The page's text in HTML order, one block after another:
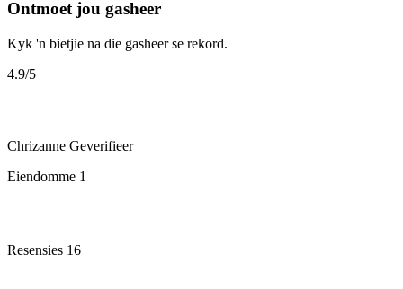
Ontmoet jou gasheer
Kyk 'n bietjie na die gasheer se rekord.
4.9/5
Chrizanne Geverifieer
Eiendomme 1
Resensies 16